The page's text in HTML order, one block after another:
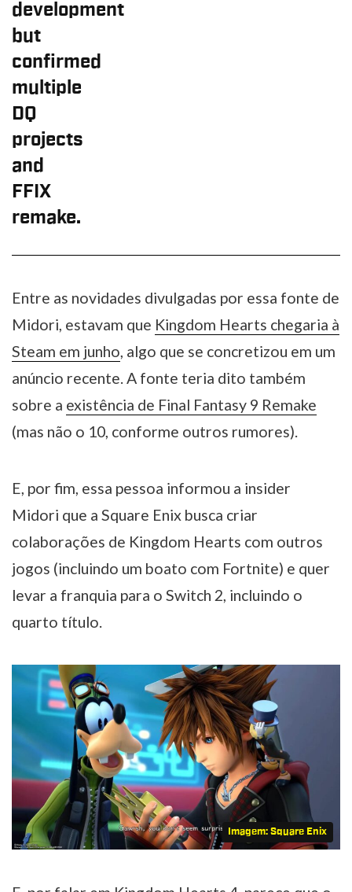
development
but
confirmed
multiple
DQ
projects
and
FFIX
remake.
Entre as novidades divulgadas por essa fonte de
Midori, estavam que Kingdom Hearts chegaria à
Steam em junho, algo que se concretizou em um
anúncio recente. A fonte teria dito também
sobre a existência de Final Fantasy 9 Remake
(mas não o 10, conforme outros rumores).
E, por fim, essa pessoa informou a insider
Midori que a Square Enix busca criar
colaborações de Kingdom Hearts com outros
jogos (incluindo um boato com Fortnite) e quer
levar a franquia para o Switch 2, incluindo o
quarto título.
Imagem: Square Enix